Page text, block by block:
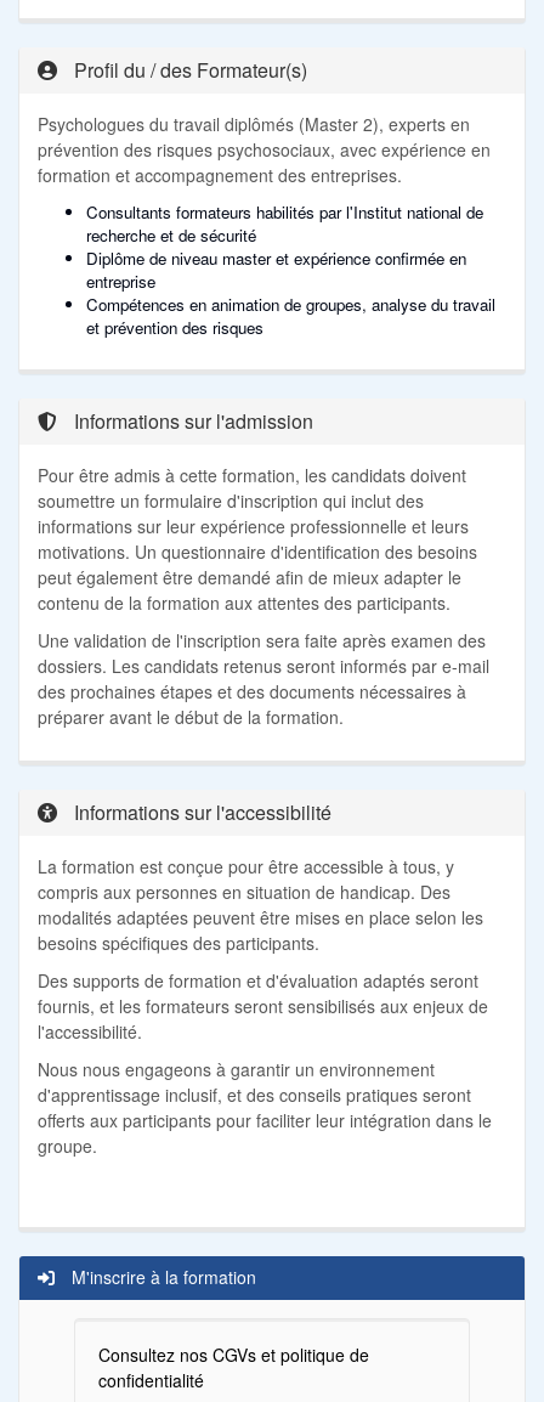
Profil du / des Formateur(s)
Psychologues du travail diplômés (Master 2), experts en
prévention des risques psychosociaux, avec expérience en
formation et accompagnement des entreprises.
Consultants formateurs habilités par l'Institut national de
recherche et de sécurité
Diplôme de niveau master et expérience confirmée en
entreprise
Compétences en animation de groupes, analyse du travail
et prévention des risques
Informations sur l'admission
Pour être admis à cette formation, les candidats doivent
soumettre un formulaire d'inscription qui inclut des
informations sur leur expérience professionnelle et leurs
motivations. Un questionnaire d'identification des besoins
peut également être demandé afin de mieux adapter le
contenu de la formation aux attentes des participants.
Une validation de l'inscription sera faite après examen des
dossiers. Les candidats retenus seront informés par e-mail
des prochaines étapes et des documents nécessaires à
préparer avant le début de la formation.
Informations sur l'accessibilité
La formation est conçue pour être accessible à tous, y
compris aux personnes en situation de handicap. Des
modalités adaptées peuvent être mises en place selon les
besoins spécifiques des participants.
Des supports de formation et d'évaluation adaptés seront
fournis, et les formateurs seront sensibilisés aux enjeux de
l'accessibilité.
Nous nous engageons à garantir un environnement
d'apprentissage inclusif, et des conseils pratiques seront
offerts aux participants pour faciliter leur intégration dans le
groupe.
M'inscrire à la formation
Consultez nos CGVs et politique de
confidentialité